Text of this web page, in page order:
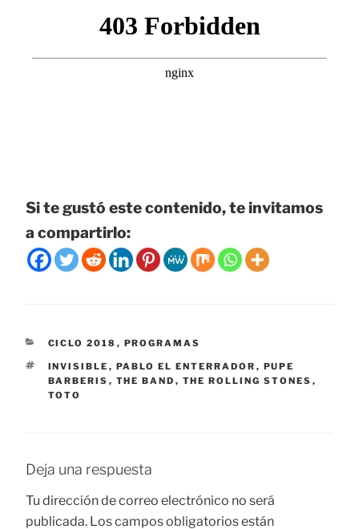
Si te gustó este contenido, te invitamos
a compartirlo:
CATEGORÍAS
CICLO 2018 , PROGRAMAS
ETIQUETAS
INVISIBLE , PABLO EL ENTERRADOR , PUPE
BARBERIS , THE BAND , THE ROLLING STONES ,
TOTO
Deja una respuesta
Tu dirección de correo electrónico no será
publicada. Los campos obligatorios están